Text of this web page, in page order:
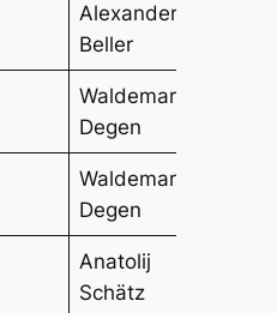
Alexander
Beller
Waldemar
Degen
Waldemar
Degen
Anatolij
Schätz